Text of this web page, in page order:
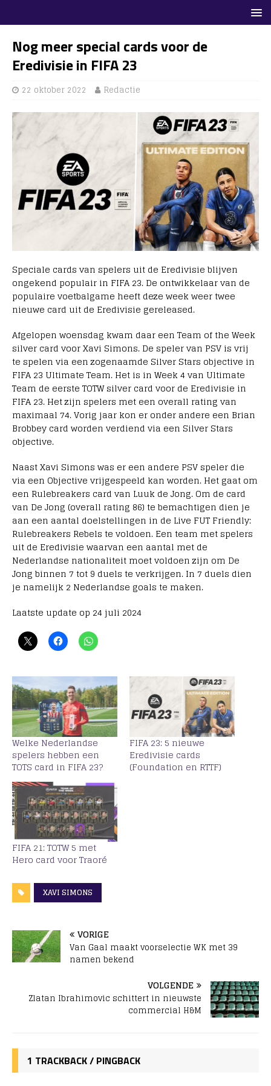
Nog meer special cards voor de
Eredivisie in FIFA 23
22 oktober 2022 Redactie
Speciale cards van spelers uit de Eredivisie blijven
ongekend populair in FIFA 23. De ontwikkelaar van de
populaire voetbalgame heeft deze week weer twee
nieuwe card uit de Eredivisie gereleased.
Afgelopen woensdag kwam daar een Team of the Week
silver card voor Xavi Simons. De speler van PSV is vrij
te spelen via een zogenaamde Silver Stars objective in
FIFA 23 Ultimate Team. Het is in Week 4 van Ultimate
Team de eerste TOTW silver card voor de Eredivisie in
FIFA 23. Het zijn spelers met een overall rating van
maximaal 74. Vorig jaar kon er onder andere een Brian
Brobbey card worden verdiend via een Silver Stars
objective.
Naast Xavi Simons was er een andere PSV speler die
via een Objective vrijgespeeld kan worden. Het gaat om
een Rulebreakers card van Luuk de Jong. Om de card
van De Jong (overall rating 86) te bemachtigen dien je
aan een aantal doelstellingen in de Live FUT Friendly:
Rulebreakers Rebels te voldoen. Een team met spelers
uit de Eredivisie waarvan een aantal met de
Nederlandse nationaliteit moet voldoen zijn om De
Jong binnen 7 tot 9 duels te verkrijgen. In 7 duels dien
je namelijk 2 Nederlandse goals te maken.
Laatste update op 24 juli 2024
Welke Nederlandse
spelers hebben een
TOTS card in FIFA 23?
FIFA 23: 5 nieuwe
Eredivisie cards
(Foundation en RTTF)
FIFA 21: TOTW 5 met
Hero card voor Traoré
XAVI SIMONS
VORIGE
Van Gaal maakt voorselectie WK met 39
namen bekend
VOLGENDE
Zlatan Ibrahimovic schittert in nieuwste
commercial H&M
1 TRACKBACK / PINGBACK